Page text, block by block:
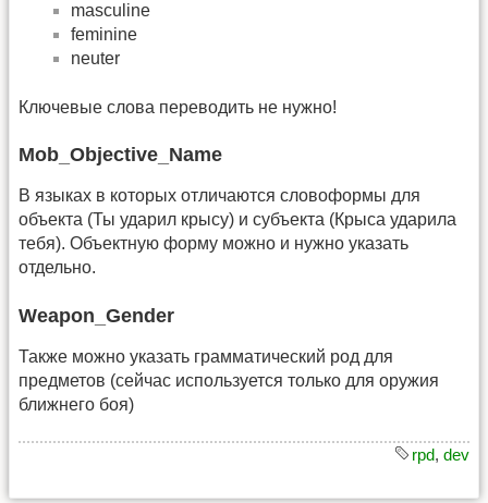
masculine
feminine
neuter
Ключевые слова переводить не нужно!
Mob_Objective_Name
В языках в которых отличаются словоформы для
объекта (Ты ударил крысу) и субъекта (Крыса ударила
тебя). Объектную форму можно и нужно указать
отдельно.
Weapon_Gender
Также можно указать грамматический род для
предметов (сейчас используется только для оружия
ближнего боя)
rpd, dev